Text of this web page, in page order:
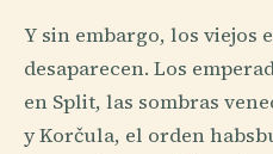
Y sin embargo, los viejos
desaparecen. Los
en Split, las sombras
y Korčula, el orden